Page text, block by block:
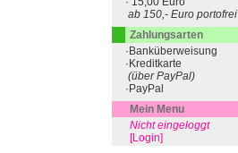
ab 150,- Euro portofrei
Zahlungsarten
·Banküberweisung
·Kreditkarte
(über PayPal)
·PayPal
Mein Menu
Nicht eingeloggt
[Login]